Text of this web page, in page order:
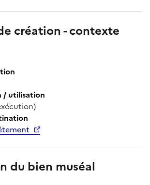
création - contexte
/ utilisation
du bien muséal